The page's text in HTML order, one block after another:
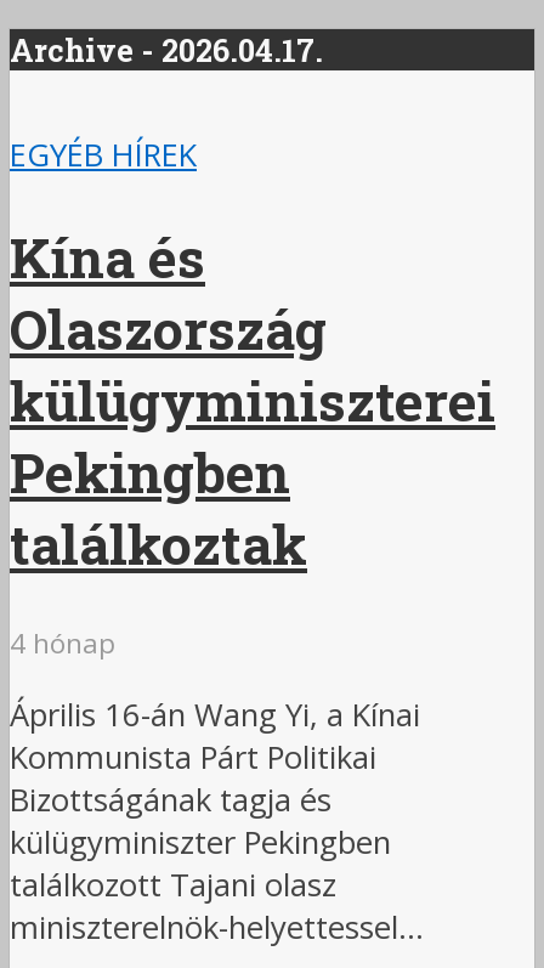
Archive - 2026.04.17.
EGYÉB HÍREK
Kína és
Olaszország
külügyminiszterei
Pekingben
találkoztak
4 hónap
Április 16-án Wang Yi, a Kínai
Kommunista Párt Politikai
Bizottságának tagja és
külügyminiszter Pekingben
találkozott Tajani olasz
miniszterelnök-helyettessel...